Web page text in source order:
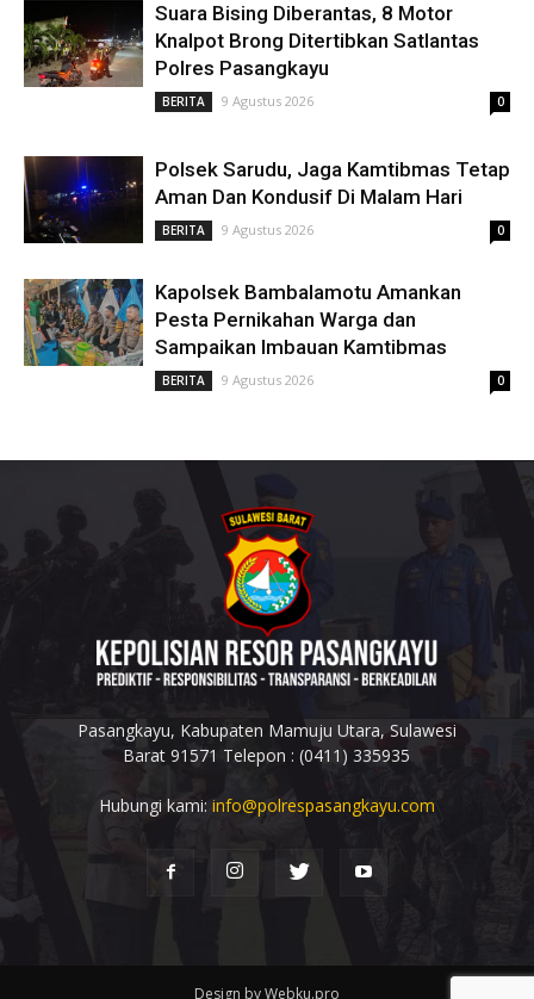
Suara Bising Diberantas, 8 Motor
Knalpot Brong Ditertibkan Satlantas
Polres Pasangkayu
BERITA 9 Agustus 2026 0
Polsek Sarudu, Jaga Kamtibmas Tetap
Aman Dan Kondusif Di Malam Hari
BERITA 9 Agustus 2026 0
Kapolsek Bambalamotu Amankan
Pesta Pernikahan Warga dan
Sampaikan Imbauan Kamtibmas
BERITA 9 Agustus 2026 0
Pasangkayu, Kabupaten Mamuju Utara, Sulawesi
Barat 91571 Telepon : (0411) 335935
Hubungi kami: info@polrespasangkayu.com
Design by Webku.pro